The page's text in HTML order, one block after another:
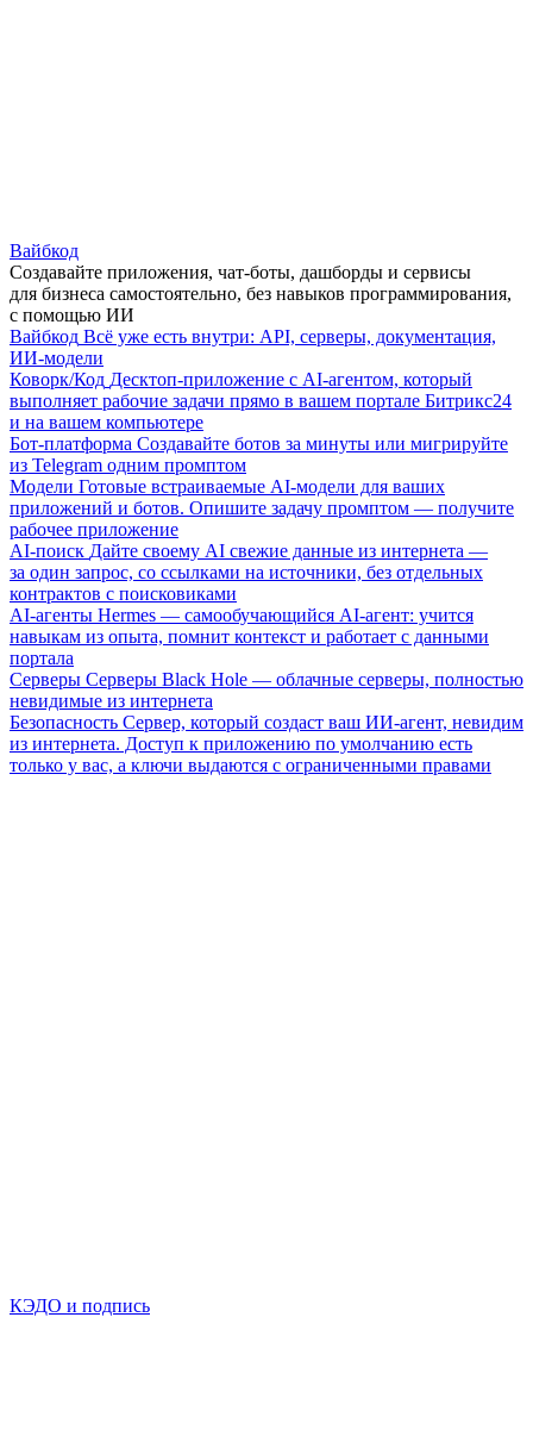
Вайбкод
Создавайте приложения, чат-боты, дашборды и сервисы
для бизнеса самостоятельно, без навыков программирования,
с помощью ИИ
Вайбкод Всё уже есть внутри: API, серверы, документация,
ИИ-модели
Коворк/Код Десктоп-приложение с AI-агентом, который
выполняет рабочие задачи прямо в вашем портале Битрикс24
и на вашем компьютере
Бот-платформа Создавайте ботов за минуты или мигрируйте
из Telegram одним промптом
Модели Готовые встраиваемые AI-модели для ваших
приложений и ботов. Опишите задачу промптом — получите
рабочее приложение
AI-поиск Дайте своему AI свежие данные из интернета —
за один запрос, со ссылками на источники, без отдельных
контрактов с поисковиками
AI-агенты Hermes — самообучающийся AI-агент: учится
навыкам из опыта, помнит контекст и работает с данными
портала
Серверы Серверы Black Hole — облачные серверы, полностью
невидимые из интернета
Безопасность Сервер, который создаст ваш ИИ-агент, невидим
из интернета. Доступ к приложению по умолчанию есть
только у вас, а ключи выдаются с ограниченными правами
КЭДО и подпись